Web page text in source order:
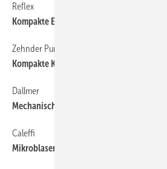
Reflex
Kompakte Einheit zur hydraulischen
Zehnder Pumpen
Kompakte ­Kleinhebeanlagen
Dallmer
Mechanischer ­Geruchs­verschluss
Caleffi
Mikr oblasen-Schlamm­abscheider in